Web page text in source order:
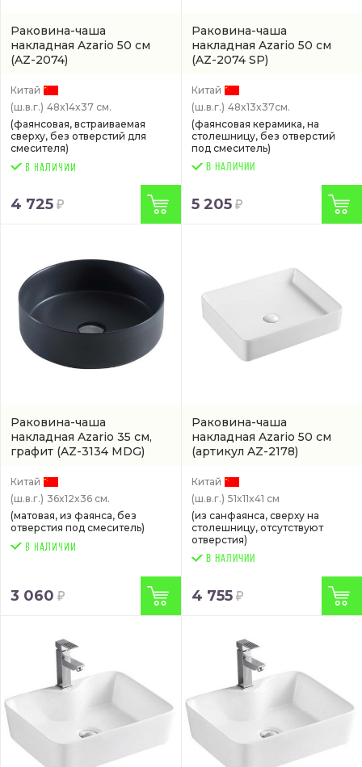
Раковина-чаша
накладная Azario 50 см
(AZ-2074)
Китай
(ш.в.г.) 48x14x37 см.
(фаянсовая, встраиваемая
сверху, без отверстий для
смесителя)
4 725
Раковина-чаша
накладная Azario 50 см
(AZ-2074 SP)
Китай
(ш.в.г.) 48x13x37см.
(фаянсовая керамика, на
столешницу, без отверстий
под смеситель)
В НАЛИЧИИ
5 205
Раковина-чаша
накладная Azario 35 см,
графит (AZ-3134 MDG)
Китай
(ш.в.г.) 36x12x36 см.
(матовая, из фаянса, без
отверстия под смеситель)
3 060
Раковина-чаша
накладная Azario 50 см
(артикул AZ-2178)
Китай
(ш.в.г.) 51x11x41 см
(из санфаянса, сверху на
столешницу, отсутствуют
отверстия)
В НАЛИЧИИ
4 755